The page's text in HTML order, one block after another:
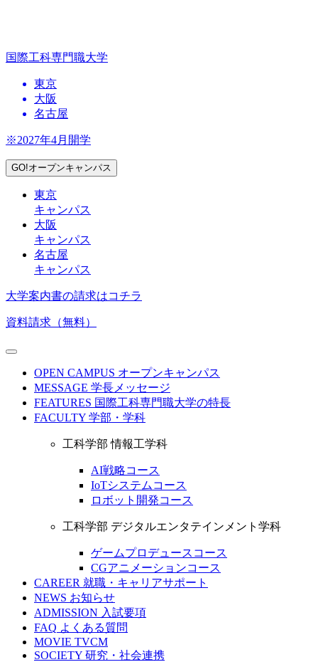
国際工科専門職大学
東京
大阪
名古屋
※2027年4月開学
GO!オープンキャンパス
東京
キャンパス
大阪
キャンパス
名古屋
キャンパス
大学案内書の請求はコチラ
資料請求（無料）
OPEN CAMPUS オープンキャンパス
MESSAGE 学長メッセージ
FEATURES 国際工科専門職大学の特長
FACULTY 学部・学科
工科学部 情報工学科
AI戦略コース
IoTシステムコース
ロボット開発コース
工科学部 デジタルエンタテインメント学科
ゲームプロデュースコース
CGアニメーションコース
CAREER 就職・キャリアサポート
NEWS お知らせ
ADMISSION 入試要項
FAQ よくある質問
MOVIE TVCM
SOCIETY 研究・社会連携